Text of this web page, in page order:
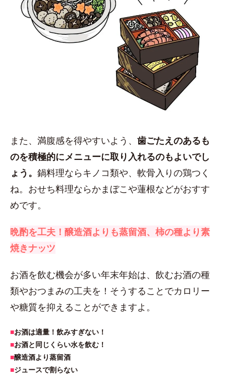
また、満腹感を得やすいよう、 歯ごたえのあるも
のを積極的にメニューに取り入れるのもよいでし
ょう。 鍋料理ならキノコ類や、軟骨入りの鶏つく
ね。おせち料理ならかまぼこや蓮根などがおすす
めです。
晩酌を工夫！醸造酒よりも蒸留酒、柿の種より素
焼きナッツ
お酒を飲む機会が多い年末年始は、飲むお酒の種
類やおつまみの工夫を！そうすることでカロリー
や糖質を抑えることができますよ。
■お酒は適量！飲みすぎない！
■お酒と同じくらい水を飲む！
■醸造酒より蒸留酒
■ジュースで割らない